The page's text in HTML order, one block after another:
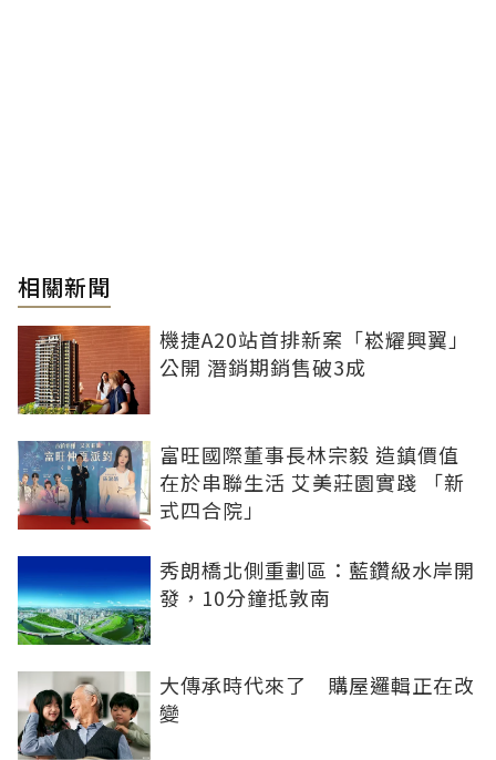
相關新聞
機捷A20站首排新案「崧耀興翼」
公開 潛銷期銷售破3成
富旺國際董事長林宗毅 造鎮價值
在於串聯生活 艾美莊園實踐 「新
式四合院」
秀朗橋北側重劃區：藍鑽級水岸開
發，10分鐘抵敦南
大傳承時代來了 購屋邏輯正在改
變